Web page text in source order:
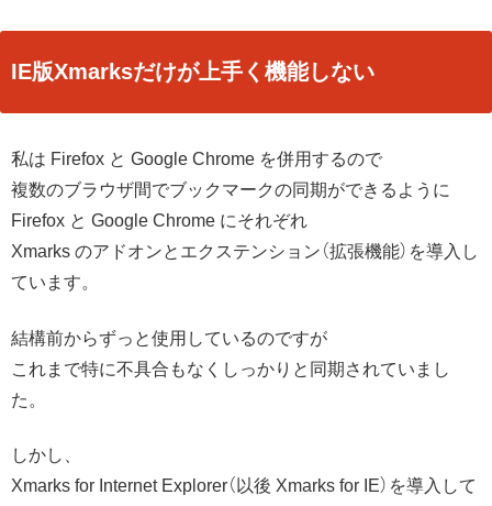
IE版Xmarksだけが上手く機能しない
私は Firefox と Google Chrome を併用するので
複数のブラウザ間でブックマークの同期ができるように
Firefox と Google Chrome にそれぞれ
Xmarks のアドオンとエクステンション（拡張機能）を導入し
ています。
結構前からずっと使用しているのですが
これまで特に不具合もなくしっかりと同期されていまし
た。
しかし、
Xmarks for Internet Explorer（以後 Xmarks for IE）を導入して